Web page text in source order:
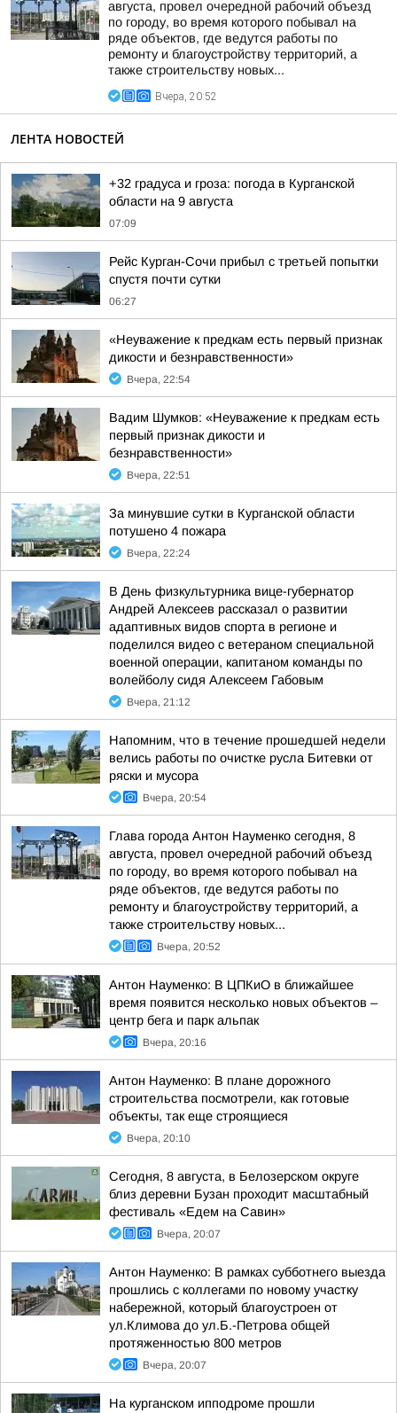
августа, провел очередной рабочий объезд
по городу, во время которого побывал на
ряде объектов, где ведутся работы по
ремонту и благоустройству территорий, а
также строительству новых...
Вчера, 20:52
ЛЕНТА НОВОСТЕЙ
+32 градуса и гроза: погода в Курганской
области на 9 августа
07:09
Рейс Курган-Сочи прибыл с третьей попытки
спустя почти сутки
06:27
«Неуважение к предкам есть первый признак
дикости и безнравственности»
Вчера, 22:54
Вадим Шумков: «Неуважение к предкам есть
первый признак дикости и
безнравственности»
Вчера, 22:51
За минувшие сутки в Курганской области
потушено 4 пожара
Вчера, 22:24
В День физкультурника вице-губернатор
Андрей Алексеев рассказал о развитии
адаптивных видов спорта в регионе и
поделился видео с ветераном специальной
военной операции, капитаном команды по
волейболу сидя Алексеем Габовым
Вчера, 21:12
Напомним, что в течение прошедшей недели
велись работы по очистке русла Битевки от
ряски и мусора
Вчера, 20:54
Глава города Антон Науменко сегодня, 8
августа, провел очередной рабочий объезд
по городу, во время которого побывал на
ряде объектов, где ведутся работы по
ремонту и благоустройству территорий, а
также строительству новых...
Вчера, 20:52
Антон Науменко: В ЦПКиО в ближайшее
время появится несколько новых объектов –
центр бега и парк альпак
Вчера, 20:16
Антон Науменко: В плане дорожного
строительства посмотрели, как готовые
объекты, так еще строящиеся
Вчера, 20:10
Сегодня, 8 августа, в Белозерском округе
близ деревни Бузан проходит масштабный
фестиваль «Едем на Савин»
Вчера, 20:07
Антон Науменко: В рамках субботнего выезда
прошлись с коллегами по новому участку
набережной, который благоустроен от
ул.Климова до ул.Б.-Петрова общей
протяженностью 800 метров
Вчера, 20:07
На курганском ипподроме прошли